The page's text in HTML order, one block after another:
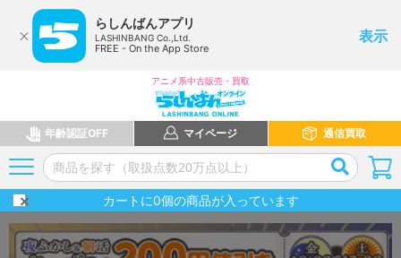
らしんばんアプリ
LASHINBANG Co.,Ltd.
FREE - On the App Store
表示
アニメ系中古販売・買取
年齢認証OFF マイページ 通信買取
カートに0個の商品が入っています